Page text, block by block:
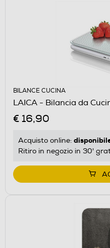
BILANCE CUCINA
LAICA - Bilancia da
€ 16,90
Acquisto online:
Ritiro in negozio in 30'